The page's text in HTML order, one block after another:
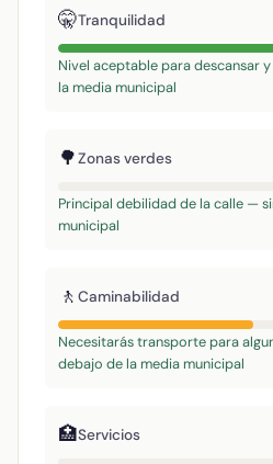
🤫Tranquilidad
Nivel aceptable para descansar
la media municipal
🌳Zonas verdes
Principal debilidad de la calle —
municipal
🚶 Caminabilidad
Necesitarás transporte para
debajo de la media municipal
🏥Servicios